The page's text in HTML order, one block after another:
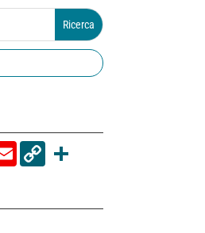
Email Copy
Link